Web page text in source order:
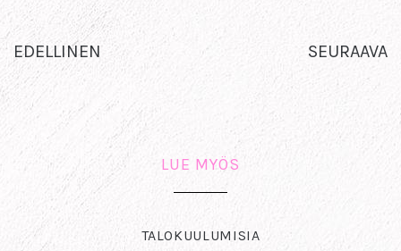
EDELLINEN SEURAAVA
LUE MYÖS
TALOKUULUMISIA